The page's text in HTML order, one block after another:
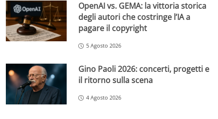
OpenAI vs. GEMA: la vittoria storica
degli autori che costringe l’IA a
pagare il copyright
5 Agosto 2026
Gino Paoli 2026: concerti, progetti e
il ritorno sulla scena
4 Agosto 2026